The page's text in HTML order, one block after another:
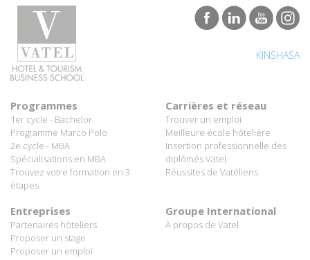
1er cycle - Bachelor
Programme Marco Polo
2e cycle - MBA
Spécialisations en MBA
Trouvez votre formation en 3
étapes
Trouver un emploi
Meilleure école hôtelière
Insertion professionnelle des
diplômés Vatel
Réussites de Vatéliens
Partenaires hôteliers
Proposer un stage
Proposer un emploi
À propos de Vatel